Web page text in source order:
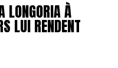
LONGORIA À
LUI RENDENT